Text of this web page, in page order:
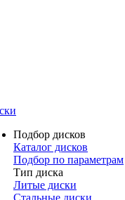
Подбор дисков
Каталог дисков
Подбор по параметрам
Тип диска
Литые диски
Стальные диски